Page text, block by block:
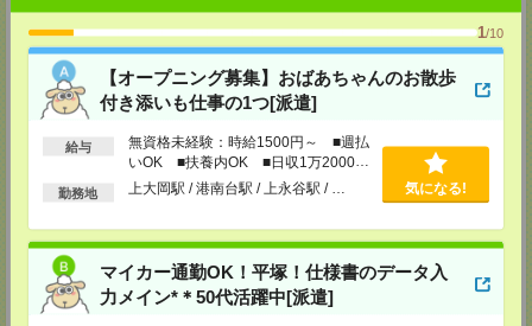
1/10
【オープニング募集】おばあちゃんのお散歩
付き添いも仕事の1つ[派遣]
給与
無資格未経験：時給1500円～ ■週払
いOK ■扶養内OK ■日収1万2000円
以上
勤務地 上大岡駅 / 港南台駅 / 上永谷駅 / … 気になる!
マイカー通勤OK！平塚！仕様書のデータ入
力メイン*＊50代活躍中[派遣]
湘南テクニカルセンター
神奈川県平塚市宝町3-1 平塚MNビル4階
TEL：0120-937-149
担当：採用担当者
西東京テクニカルセンター
立川市曙町2-37-7 コアシティ立川3階
TEL：0120-356-022
担当：採用担当者
厚木テクニカルセンター
厚木市中町2-8-13 TPR厚木ビル5階
TEL：0120-022-979
担当：採用担当者
千葉テクニカルセンター